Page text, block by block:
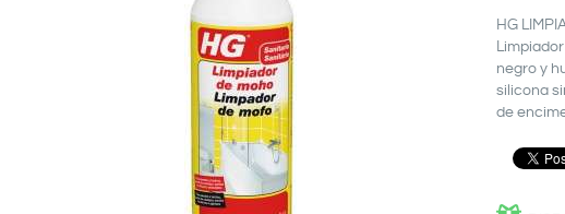
HG
negro y
silicona
de